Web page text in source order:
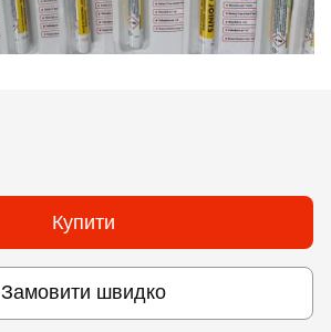
Купити
Замовити швидко